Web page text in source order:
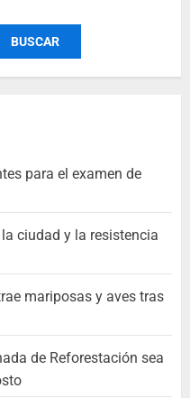
BUSCAR
para el examen de
ciudad y la resistencia
mariposas y aves tras
de Reforestación sea